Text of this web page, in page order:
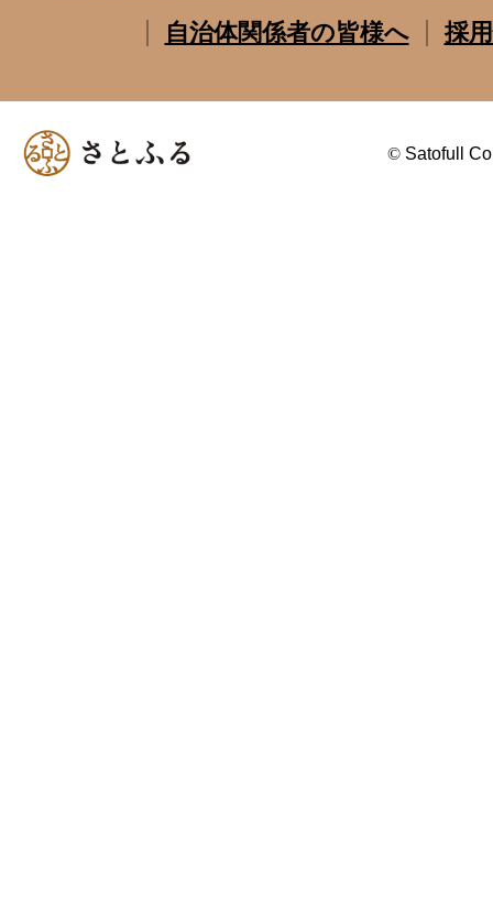
自治体関係者の皆様へ
採
© Satofull